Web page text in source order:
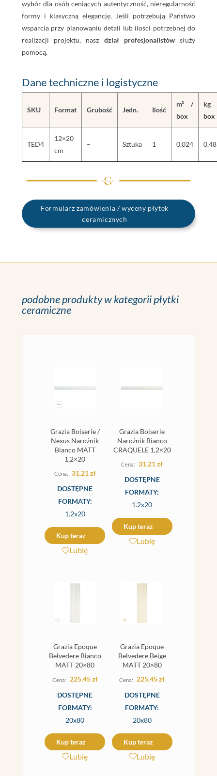
wybór dla osób ceniących autentyczność, nieregularność
formy i klasyczną elegancję. Jeśli potrzebują Państwo
wsparcia przy planowaniu detali lub ilości potrzebnej do
realizacji projektu, nasz dział profesjonalistówsłuży
pomocą.
Dane techniczne i logistyczne
SKU Format Grubość Jedn. Ilość
m² /
box
kg
box
TED4
12×20
cm
– Sztuka 1 0,024
Formularz zamówienia / wyceny płytek
ceramicznych
podobne produkty w kategorii płytki
ceramiczne
Grazia Boiserie /
Nexus Narożnik
Bianco MATT
1,2×20
31,21zł
DOSTĘPNE
FORMATY:
1.2x20
Kup teraz
Lubię
Grazia Boiserie
Narożnik Bianco
CRAQUELE 1,2×20
31,21zł
DOSTĘPNE
FORMATY:
1.2x20
Kup teraz
Lubię
Grazia Epoque
Belvedere Bianco
MATT 20×80
225,45zł
DOSTĘPNE
FORMATY:
20x80
Kup teraz
Lubię
Grazia Epoque
Belvedere Beige
MATT 20×80
225,45zł
DOSTĘPNE
FORMATY:
20x80
Kup teraz
Lubię